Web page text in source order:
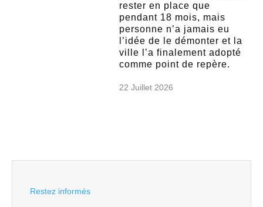
rester en place que
pendant 18 mois, mais
personne n’a jamais eu
l’idée de le démonter et la
ville l’a finalement adopté
comme point de repère.
22 Juillet 2026
Restez informés